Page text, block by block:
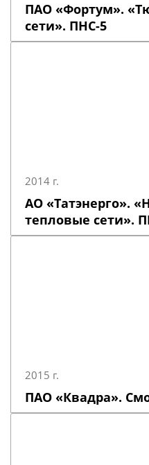
ПАО «Фортум».
сети». ПНС-5
2014 г.
АО «Татэнерго».
тепловые сети».
2015 г.
ПАО «Квадра».